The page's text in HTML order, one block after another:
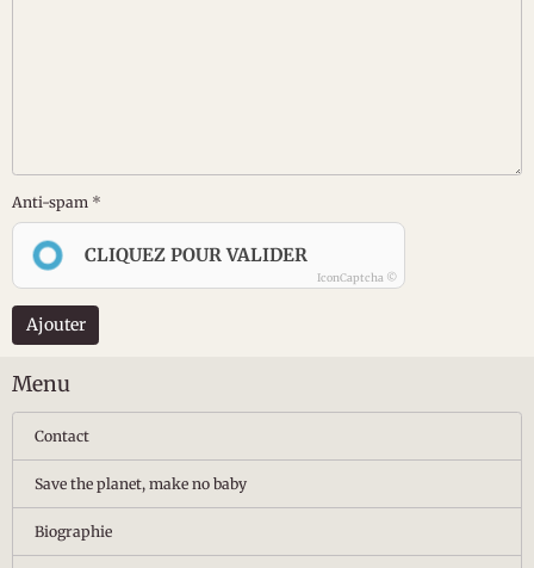
Anti-spam
CLIQUEZ POUR VALIDER
IconCaptcha ©
Ajouter
Menu
Contact
Save the planet, make no baby
Biographie